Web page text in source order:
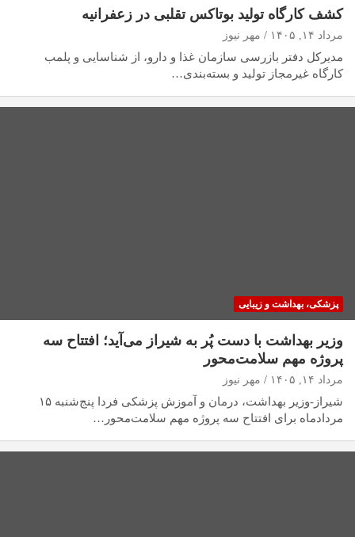
کشف کارگاه تولید بوتاکس تقلبی در زعفرانیه
مرداد ۱۴, ۱۴۰۵ مهر نیوز
مدیرکل دفتر بازرسی سازمان غذا و دارو، از شناسایی و پلمب
کارگاه غیرمجاز تولید و بسته‌بندی…
پزشکی، بهداشت و زیبایی
وزیر بهداشت با دست پُر به شیراز می‌آید؛ افتتاح سه
پروژه مهم سلامت‌محور
مرداد ۱۴, ۱۴۰۵ مهر نیوز
شیراز-وزیر بهداشت، درمان و آموزش پزشکی فردا پنج‌شنبه ۱۵
مردادماه برای افتتاح سه پروژه مهم سلامت‌محور…